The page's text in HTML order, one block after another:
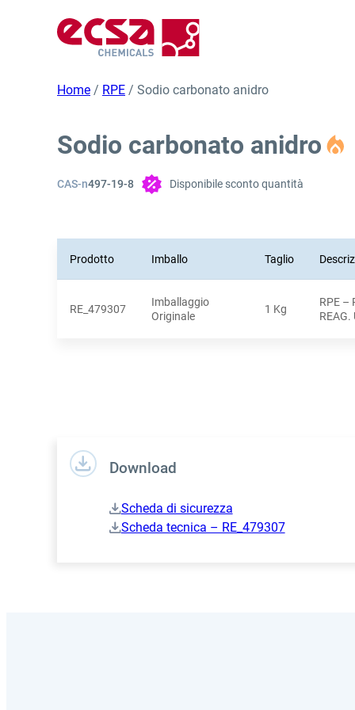
Home / RPE / Sodio carbonato anidro
Sodio carbonato anidro
CAS-n497-19-8 Disponibile sconto quantità
Prodotto Imballo Taglio
RE_479307
Imballaggio
Originale
1 Kg
RPE –
REAG.
Download
Scheda di sicurezza
Scheda tecnica – RE_479307